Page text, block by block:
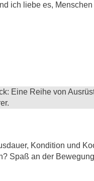
ich liebe es,
Kondition und
Spaß an der